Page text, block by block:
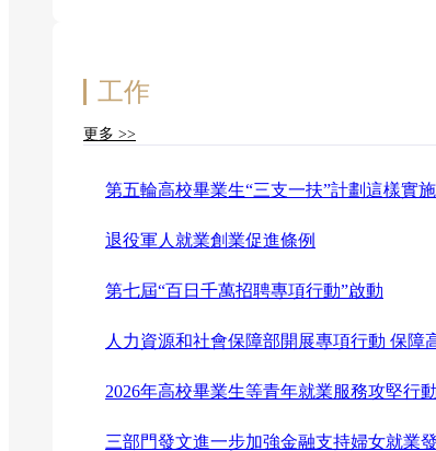
工作
更多 >>
第五輪高校畢業生“三支一扶”計劃這樣實施
退役軍人就業創業促進條例
第七屆“百日千萬招聘專項行動”啟動
人力資源和社會保障部開展專項行動 保障
2026年高校畢業生等青年就業服務攻堅行
三部門發文進一步加強金融支持婦女就業